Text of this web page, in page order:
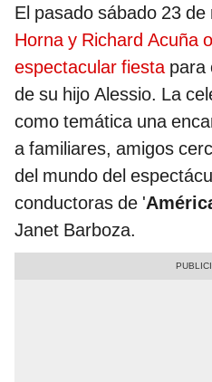
El pasado sábado 23 de
Horna y Richard Acuña
espectacular fiestapara
de su hijo Alessio. La
como temática una
a familiares, amigos
del mundo del
conductoras de '
Janet Barboza.